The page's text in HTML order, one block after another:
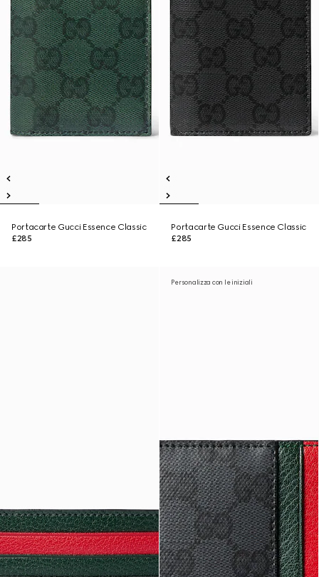
Portacarte Gucci Essence Classic
£285
Portacarte Gucci Essence Classic
£285
Personalizza con le iniziali